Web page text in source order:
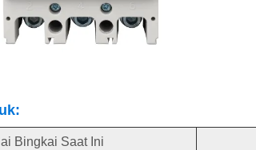
Bingkai Saat Ini